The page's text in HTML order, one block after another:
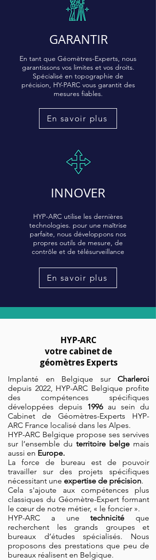
GARANTIR
En tant que Géomètres-Experts, nous
garantissons vos limites et vos droits.
Spécialisé en topographie de
précision, HY-PARC vous garantit des
mesures fiables.
En savoir plus
INNOVER
HYP-ARC utilise les dernières
technologies. pour une maîtrise
parfaite, nous développons nos
propres outils de mesure, de
contrôle et de télésurveillance
En savoir plus
HYP-ARC
votre cabinet de
géomètres Experts
Implanté en Belgique sur Charleroi
depuis 2022, HYP-ARC Belgique profite
des compétences spécifiques
développées depuis 1996au sein du
Cabinet de Géomètres-Experts HYP-
ARC France localisé dans les Alpes.
HYP-ARC Belgique propose ses servives
sur l’ensemble du territoire belge mais
aussi en Europe.
La force de bureau est de pouvoir
travailler sur des projets spécifiques
nécessitant une expertise de précision.
Cela s'ajoute aux compétences plus
classiques du Géomètre-Expert formant
le cœur de notre métier, « le foncier ».
HYP-ARC a unetechnicité que
recherchent les grands groupes et
bureaux d’études spécialisés. Nous
proposons des prestations que peu de
bureaux réalisent en Belgique.